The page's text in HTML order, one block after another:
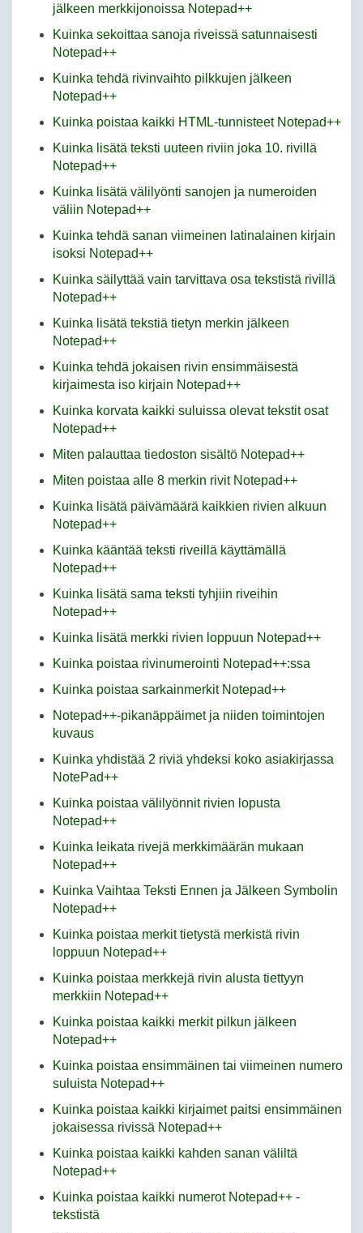
jälkeen merkkijonoissa Notepad++
Kuinka sekoittaa sanoja riveissä satunnaisesti
Notepad++
Kuinka tehdä rivinvaihto pilkkujen jälkeen
Notepad++
Kuinka poistaa kaikki HTML-tunnisteet Notepad++
Kuinka lisätä teksti uuteen riviin joka 10. rivillä
Notepad++
Kuinka lisätä välilyönti sanojen ja numeroiden
väliin Notepad++
Kuinka tehdä sanan viimeinen latinalainen kirjain
isoksi Notepad++
Kuinka säilyttää vain tarvittava osa tekstistä rivillä
Notepad++
Kuinka lisätä tekstiä tietyn merkin jälkeen
Notepad++
Kuinka tehdä jokaisen rivin ensimmäisestä
kirjaimesta iso kirjain Notepad++
Kuinka korvata kaikki suluissa olevat tekstit osat
Notepad++
Miten palauttaa tiedoston sisältö Notepad++
Miten poistaa alle 8 merkin rivit Notepad++
Kuinka lisätä päivämäärä kaikkien rivien alkuun
Notepad++
Kuinka kääntää teksti riveillä käyttämällä
Notepad++
Kuinka lisätä sama teksti tyhjiin riveihin
Notepad++
Kuinka lisätä merkki rivien loppuun Notepad++
Kuinka poistaa rivinumerointi Notepad++:ssa
Kuinka poistaa sarkainmerkit Notepad++
Notepad++-pikanäppäimet ja niiden toimintojen
kuvaus
Kuinka yhdistää 2 riviä yhdeksi koko asiakirjassa
NotePad++
Kuinka poistaa välilyönnit rivien lopusta
Notepad++
Kuinka leikata rivejä merkkimäärän mukaan
Notepad++
Kuinka Vaihtaa Teksti Ennen ja Jälkeen Symbolin
Notepad++
Kuinka poistaa merkit tietystä merkistä rivin
loppuun Notepad++
Kuinka poistaa merkkejä rivin alusta tiettyyn
merkkiin Notepad++
Kuinka poistaa kaikki merkit pilkun jälkeen
Notepad++
Kuinka poistaa ensimmäinen tai viimeinen numero
suluista Notepad++
Kuinka poistaa kaikki kirjaimet paitsi ensimmäinen
jokaisessa rivissä Notepad++
Kuinka poistaa kaikki kahden sanan väliltä
Notepad++
Kuinka poistaa kaikki numerot Notepad++ -
tekstistä